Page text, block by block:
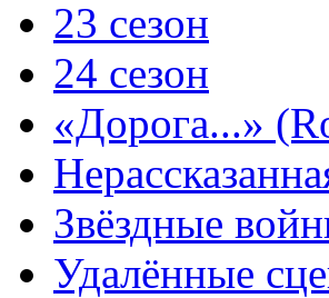
23 сезон
24 сезон
«Дорога...»
Звёздные
Удалённые